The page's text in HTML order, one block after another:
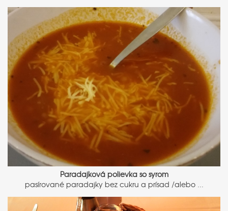
Paradajková polievka so syrom
pasírované paradajky bez cukru a prísad /alebo ...